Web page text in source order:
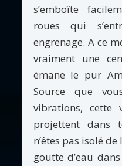
s’emboîte
roues qui
engrenage. A ce
vraiment une
émane le pur
Source que
vibrations, cette
projettent dans
n’êtes pas isolé
goutte d’eau